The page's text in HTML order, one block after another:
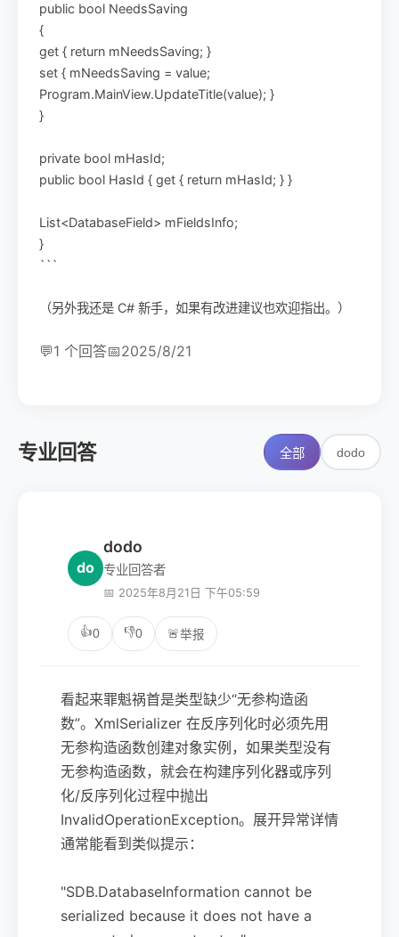
public bool NeedsSaving
{
get { return mNeedsSaving; }
set { mNeedsSaving = value;
Program.MainView.UpdateTitle(value); }
}
private bool mHasId;
public bool HasId { get { return mHasId; } }
List<DatabaseField> mFieldsInfo;
}
```
（另外我还是 C# 新手，如果有改进建议也欢迎指出。）
💬1 个回答📅2025/8/21
专业回答 全部 dodo
do
dodo
专业回答者
📅 2025年8月21日 下午05:59
👍0 👎0 🚨举报
看起来罪魁祸首是类型缺少“无参构造函
数”。XmlSerializer 在反序列化时必须先用
无参构造函数创建对象实例，如果类型没有
无参构造函数，就会在构建序列化器或序列
化/反序列化过程中抛出
InvalidOperationException。展开异常详情
通常能看到类似提示：
"SDB.DatabaseInformation cannot be
serialized because it does not have a